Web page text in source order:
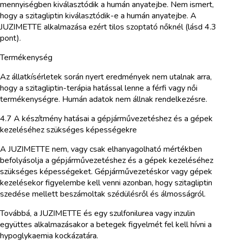
mennyiségben kiválasztódik a humán anyatejbe. Nem ismert,
hogy a szitagliptin kiválasztódik-e a humán anyatejbe. A
JUZIMETTE alkalmazása ezért tilos szoptató nőknél (lásd 4.3
pont).
Termékenység
Az állatkísérletek során nyert eredmények nem utalnak arra,
hogy a szitagliptin-terápia hatással lenne a férfi vagy női
termékenységre. Humán adatok nem állnak rendelkezésre.
4.7 A készítmény hatásai a gépjárművezetéshez és a gépek
kezeléséhez szükséges képességekre
A JUZIMETTE nem, vagy csak elhanyagolható mértékben
befolyásolja a gépjárművezetéshez és a gépek kezeléséhez
szükséges képességeket. Gépjárművezetéskor vagy gépek
kezelésekor figyelembe kell venni azonban, hogy szitagliptin
szedése mellett beszámoltak szédülésről és álmosságról.
Továbbá, a JUZIMETTE és egy szulfonilurea vagy inzulin
együttes alkalmazásakor a betegek figyelmét fel kell hívni a
hypoglykaemia kockázatára.